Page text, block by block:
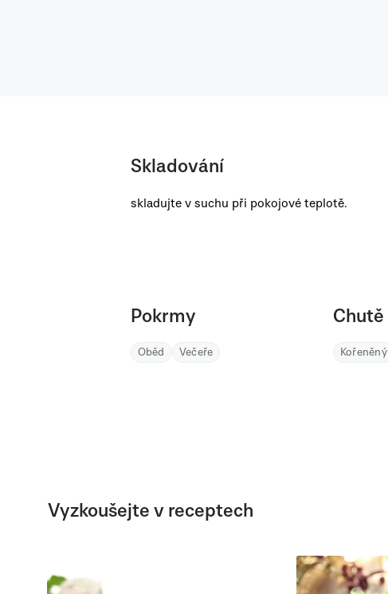
Skladování
skladujte v suchu při pokojové teplotě.
Pokrmy
Oběd Večeře
Chutě
Kořeněný
Vyzkoušejte v receptech